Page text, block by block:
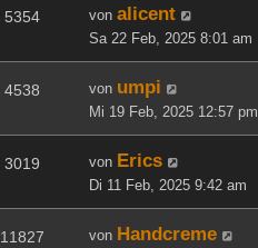
5354 von alicent
Sa 22 Feb, 2025 8:01 am
4538 von umpi
Mi 19 Feb, 2025 12:57 pm
3019 von Erics
Di 11 Feb, 2025 9:42 am
11827 von Handcreme